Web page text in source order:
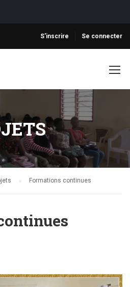
S'inscrire Se connecter
Formations continues